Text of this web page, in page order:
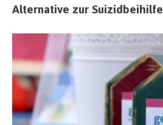
Alternative zur Suizidbeihilfe